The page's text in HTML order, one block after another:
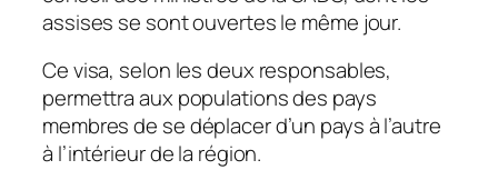
assises se sont ouvertes le même jour.
Ce visa, selon les deux responsables,
permettra aux populations des pays
membres de se déplacer d’un pays à l’autre
à l’intérieur de la région.